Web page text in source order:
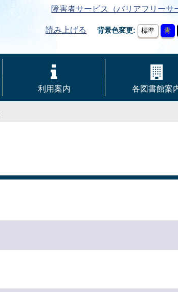
障害者サービス（バリアフリーサ
読み上げる 背景色変更 標準 青
利用案内 各図書館案